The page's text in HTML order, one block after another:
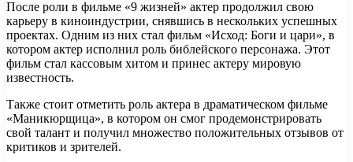
После роли в фильме «9 жизней» актер продолжил свою
карьеру в киноиндустрии, снявшись в нескольких успешных
проектах. Одним из них стал фильм «Исход: Боги и цари», в
котором актер исполнил роль библейского персонажа. Этот
фильм стал кассовым хитом и принес актеру мировую
известность.
Также стоит отметить роль актера в драматическом фильме
«Маникюрщица», в котором он смог продемонстрировать
свой талант и получил множество положительных отзывов от
критиков и зрителей.